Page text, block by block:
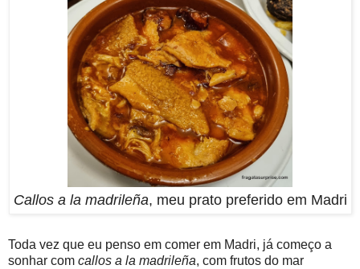
Callos a la madrileña, meu prato preferido em Madri
Toda vez que eu penso em comer em Madri, já começo a
sonhar com callos a la madrileña, com frutos do mar